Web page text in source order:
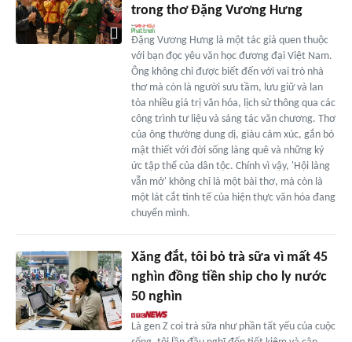
trong thơ Đặng Vương Hưng
Đặng Vương Hưng là một tác giả quen thuộc
với bạn đọc yêu văn học đương đại Việt Nam.
Ông không chỉ được biết đến với vai trò nhà
thơ mà còn là người sưu tầm, lưu giữ và lan
tỏa nhiều giá trị văn hóa, lịch sử thông qua các
công trình tư liệu và sáng tác văn chương. Thơ
của ông thường dung dị, giàu cảm xúc, gắn bó
mật thiết với đời sống làng quê và những ký
ức tập thể của dân tộc. Chính vì vậy, 'Hội làng
vẫn mở' không chỉ là một bài thơ, mà còn là
một lát cắt tinh tế của hiện thực văn hóa đang
chuyển mình.
Xăng đắt, tôi bỏ trà sữa vì mất 45
nghìn đồng tiền ship cho ly nước
50 nghìn
Là gen Z coi trà sữa như phần tất yếu của cuộc